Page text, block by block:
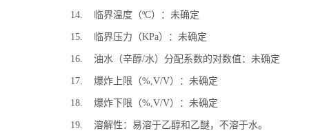
14. 临界温度（ºC）：未确定
15. 临界压力（KPa）：未确定
16. 油水（辛醇/水）分配系数的对数值：未确定
17. 爆炸上限（%,V/V）：未确定
18. 爆炸下限（%,V/V）：未确定
19. 溶解性：易溶于乙醇和乙醚，不溶于水。